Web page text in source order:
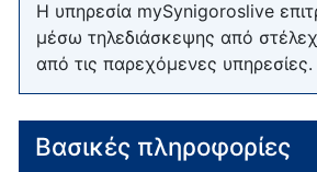
Η υπηρεσία mySynigoroslive
μέσω τηλεδιάσκεψης από
από τις παρεχόμενες υπηρεσίες.
Βασικές πληροφορίες